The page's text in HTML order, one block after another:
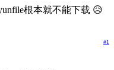
根本就不能下载 😥
#1